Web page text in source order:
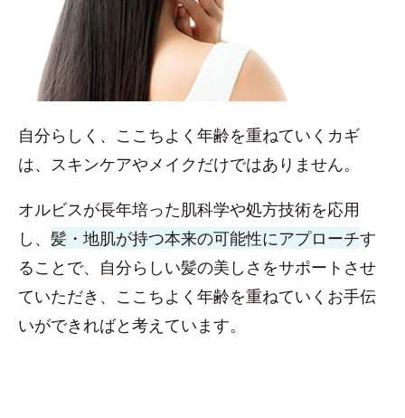
自分らしく、ここちよく年齢を重ねていくカギ
は、スキンケアやメイクだけではありません。
オルビスが長年培った肌科学や処方技術を応用
し、 髪・地肌が持つ本来の可能性にアプローチす
ることで、自分らしい髪の美しさをサポートさせ
ていただき、ここちよく年齢を重ねていくお手伝
いができればと考えています。